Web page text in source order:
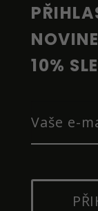
10%